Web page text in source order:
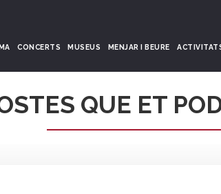
CONCERTS MUSEUS MENJAR I BEURE
QUE ET